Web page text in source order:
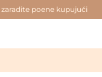
poene kupujući